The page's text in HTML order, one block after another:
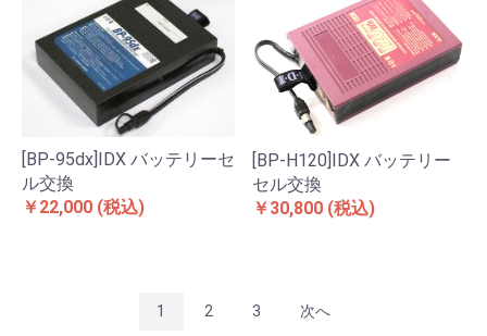
[BP-95dx]IDX バッテリーセ
ル交換
￥22,000 (税込)
[BP-H120]IDX バッテリー
セル交換
￥30,800 (税込)
1 2 3 次へ